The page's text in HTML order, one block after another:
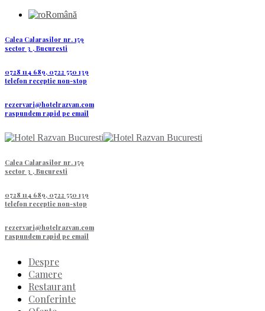
Română
Calea Calarasilor nr. 159
sector 3 , Bucuresti
0728 114 689, 0722 550 139
telefon receptie non-stop
rezervari@hotelrazvan.com
raspundem rapid pe email
Calea Calarasilor nr. 159
sector 3 , Bucuresti
0728 114 689, 0722 550 139
telefon receptie non-stop
rezervari@hotelrazvan.com
raspundem rapid pe email
Despre
Camere
Restaurant
Conferinte